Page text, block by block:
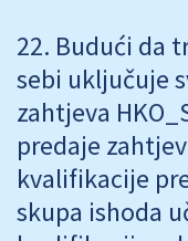
Budući da
sebi uključuje
zahtjeva
predaje
kvalifikacije
skupa ishoda